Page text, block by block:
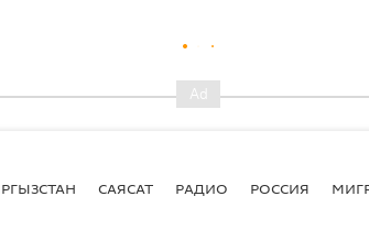
САЯСАТ РАДИО РОССИЯ